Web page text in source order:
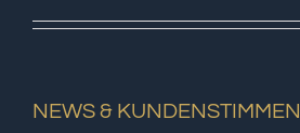
NEWS & KUNDENSTIMMEN